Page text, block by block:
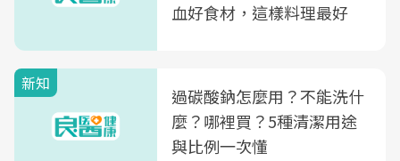
血好食材，這樣料理最好
新知
過碳酸鈉怎麼用？不能洗什
麼？哪裡買？5種清潔用途
與比例一次懂